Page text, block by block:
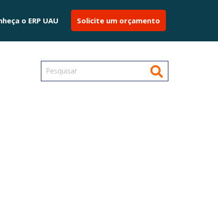
o ERP UAU Solicite um orçamento